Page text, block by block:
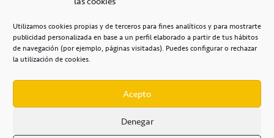
Utilizamos cookies propias y de terceros para fines analíticos y para mostrarte
publicidad personalizada en base a un perfil elaborado a partir de tus hábitos
de navegación (por ejemplo, páginas visitadas). Puedes configurar o rechazar
la utilización de cookies.
Acepto
Denegar
secretaria@cbcanarias.es
+34 922 253 684
Casa del Deporte / 38108 – La Laguna